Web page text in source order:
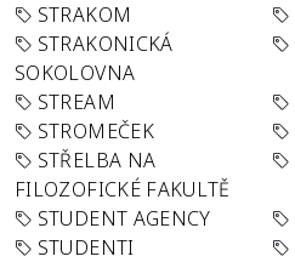
STRAKOM
STRAKONICKÁ
SOKOLOVNA
STREAM
STROMEČEK
STŘELBA NA
FILOZOFICKÉ FAKULTĚ
STUDENT AGENCY
STUDENTI